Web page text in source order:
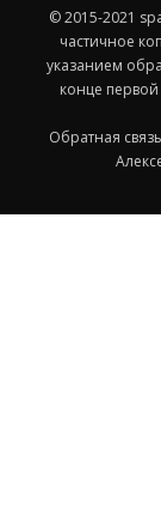
© 2015-2021
частичное
указанием
конце
Обратная